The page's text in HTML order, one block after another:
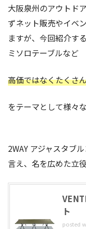
大阪泉州のアウトド
ずネット販売やイベ
ますが、今回紹介す
ミソロテーブルなど
高価ではなくたくさ
をテーマとして様々
2WAY アジャスタブ
言え、名を広めた立
ト
posted